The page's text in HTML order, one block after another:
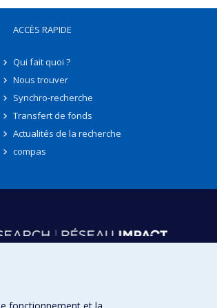
ACCÈS RAPIDE
Qui fait quoi ?
Nous trouver
Synchro-recherche
Transfert de fonds
Actualités de la recherche
compas
fonctionnement et la